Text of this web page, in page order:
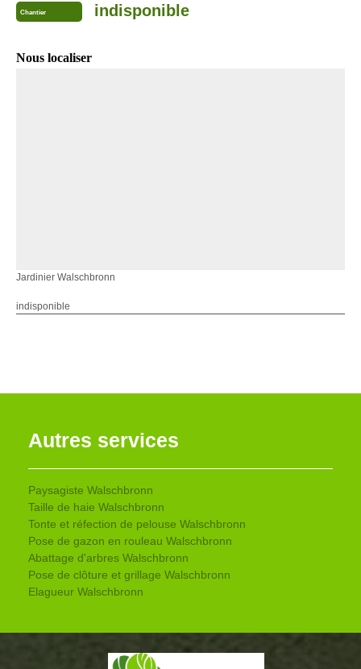
Chantier indisponible
Nous localiser
Jardinier Walschbronn
indisponible
Autres services
Paysagiste Walschbronn
Taille de haie Walschbronn
Tonte et réfection de pelouse Walschbronn
Pose de gazon en rouleau Walschbronn
Abattage d'arbres Walschbronn
Pose de clôture et grillage Walschbronn
Elagueur Walschbronn